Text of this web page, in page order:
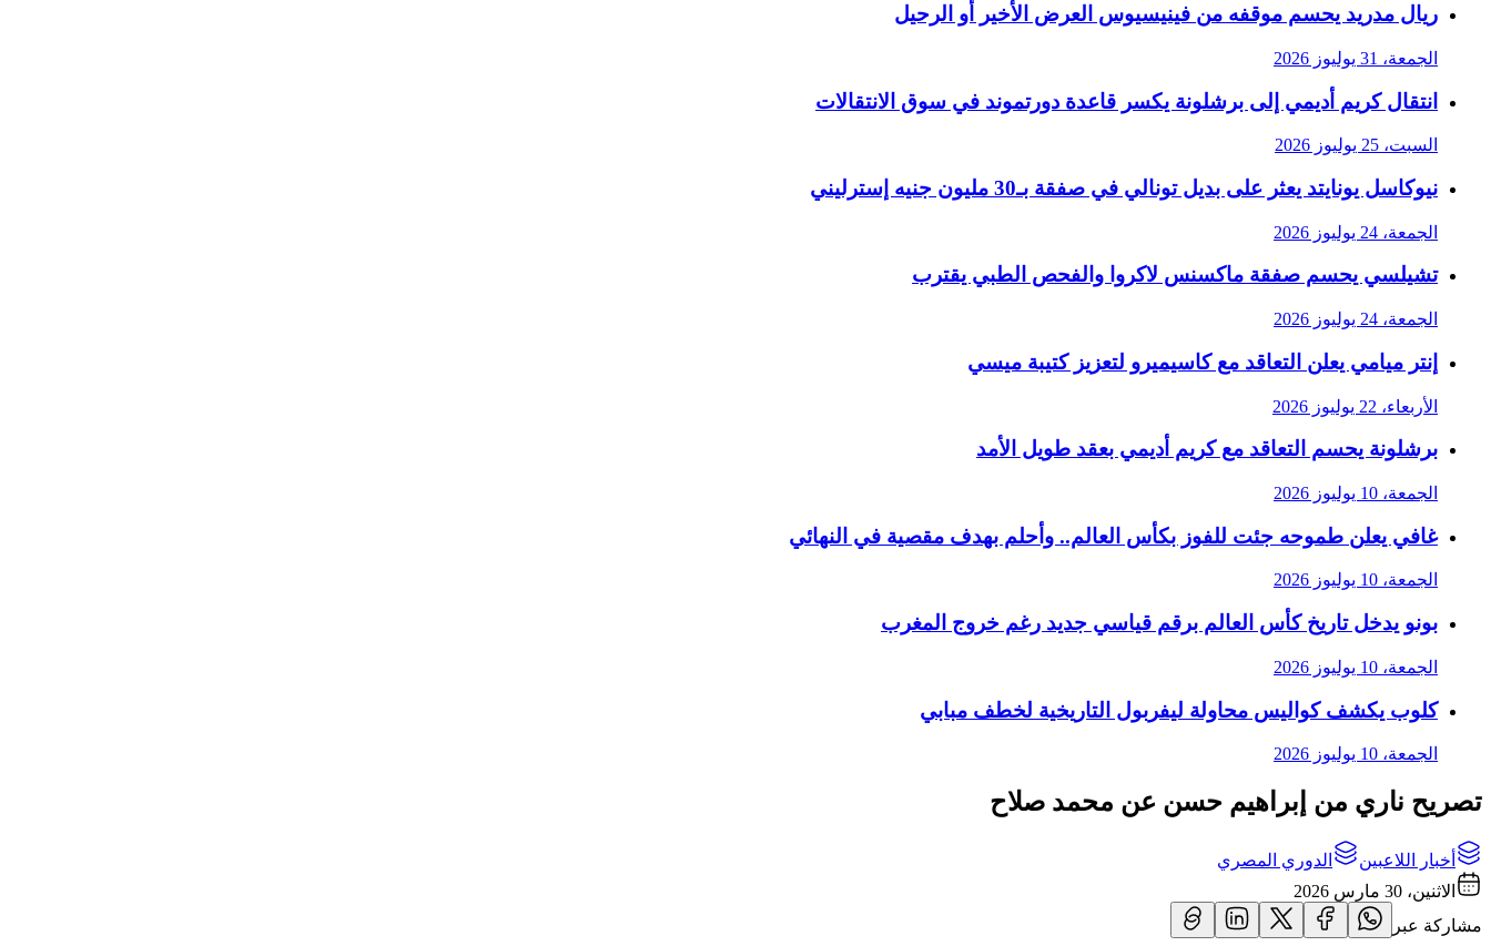
ريال مدريد يحسم موقفه من فينيسيوس العرض الأخير أو الرحيل
الجمعة، 31 يوليوز 2026
انتقال كريم أديمي إلى برشلونة يكسر قاعدة دورتموند في سوق الانتقالات
السبت، 25 يوليوز 2026
نيوكاسل يونايتد يعثر على بديل تونالي في صفقة بـ30 مليون جنيه إسترليني
الجمعة، 24 يوليوز 2026
تشيلسي يحسم صفقة ماكسنس لاكروا والفحص الطبي يقترب
الجمعة، 24 يوليوز 2026
إنتر ميامي يعلن التعاقد مع كاسيميرو لتعزيز كتيبة ميسي
الأربعاء، 22 يوليوز 2026
برشلونة يحسم التعاقد مع كريم أديمي بعقد طويل الأمد
الجمعة، 10 يوليوز 2026
غافي يعلن طموحه جئت للفوز بكأس العالم.. وأحلم بهدف مقصية في النهائي
الجمعة، 10 يوليوز 2026
بونو يدخل تاريخ كأس العالم برقم قياسي جديد رغم خروج المغرب
الجمعة، 10 يوليوز 2026
كلوب يكشف كواليس محاولة ليفربول التاريخية لخطف مبابي
الجمعة، 10 يوليوز 2026
تصريح ناري من إبراهيم حسن عن محمد صلاح
أخبار اللاعبين
الدوري المصري
الاثنين، 30 مارس 2026
مشاركة عبر